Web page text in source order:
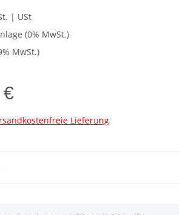
| USt
(0% MwSt.)
MwSt.)
Lieferung